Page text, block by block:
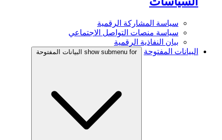
سياسة المشاركة الرقمية
سياسة منصات التواصل الاجتماعي
بيان النفاذية الرقمية
البيانات المفتوحة
show submenu for البيانات المفتوحة